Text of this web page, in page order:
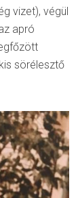
vizet), végül
apró
sörélesztő